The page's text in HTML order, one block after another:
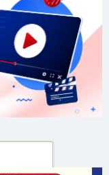
các bước
của bạn